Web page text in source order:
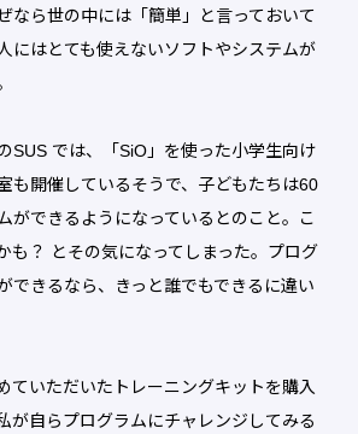
なら世の中には「簡単」と言っておいて
にはとても使えないソフトやシステムが
SUS では、「SiO」を使った小学生向け
も開催しているそうで、子どもたちは60
ができるようになっているとのこと。こ
も？ とその気になってしまった。プログ
できるなら、きっと誰でもできるに違い
ていただいたトレーニングキットを購入
が自らプログラムにチャレンジしてみる